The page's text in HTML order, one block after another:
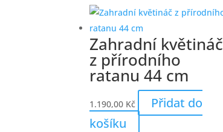
Zahradní květináč
z přírodního
ratanu 44 cm
1.190,00 Kč
Přidat do
košíku